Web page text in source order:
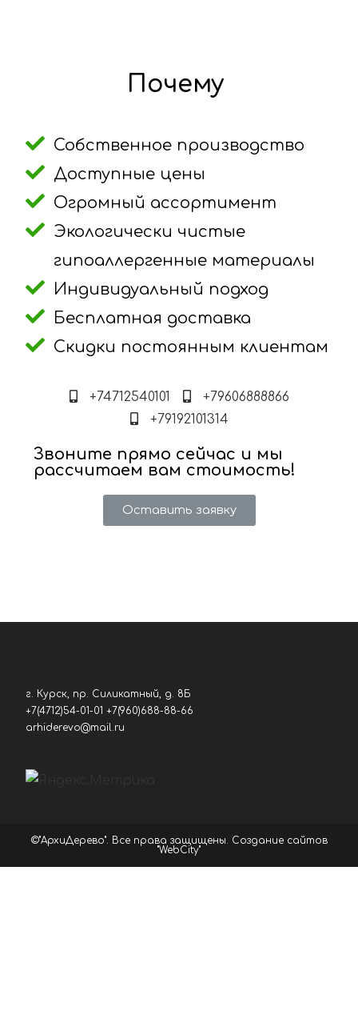
Почему
Собственное производство
Доступные цены
Огромный ассортимент
Экологически чистые
гипоаллергенные материалы
Индивидуальный подход
Бесплатная доставка
Скидки постоянным клиентам
+74712540101
+79606888866
+79192101314
Звоните прямо сейчас и мы
рассчитаем вам стоимость!
Оставить заявку
г. Курск, пр. Силикатный, д. 8Б
+7(4712)54-01-01 +7(960)688-88-66
arhiderevo@mail.ru
©"АрхиДерево". Все права защищены.
Создание сайтов
"WebCity"